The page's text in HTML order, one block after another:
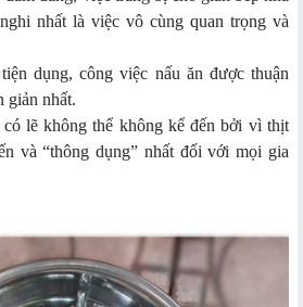
nhất là việc vô cùng quan trọng và
dụng, công việc nấu ăn được thuận
giản nhất.
lẽ không thể không kể đến bởi vì thịt
và “thông dụng” nhất đối với mọi gia